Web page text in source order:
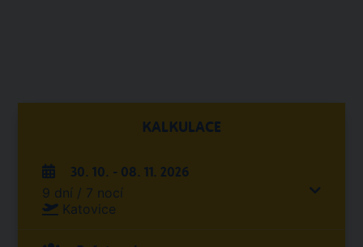
KALKULACE
30. 10. - 08. 11. 2026
9 dní / 7 nocí
Katovice